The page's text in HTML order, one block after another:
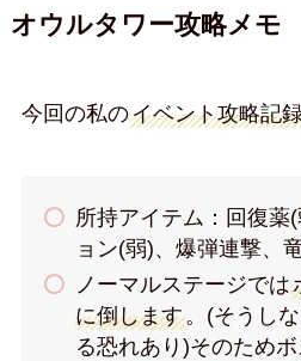
オウルタワー攻略メモ
今回の私のイベント攻略記
所持アイテム：回復薬
ョン(弱)、爆弾連撃、
ノーマルステージでは
に倒します。(そうし
る恐れあり)そのため